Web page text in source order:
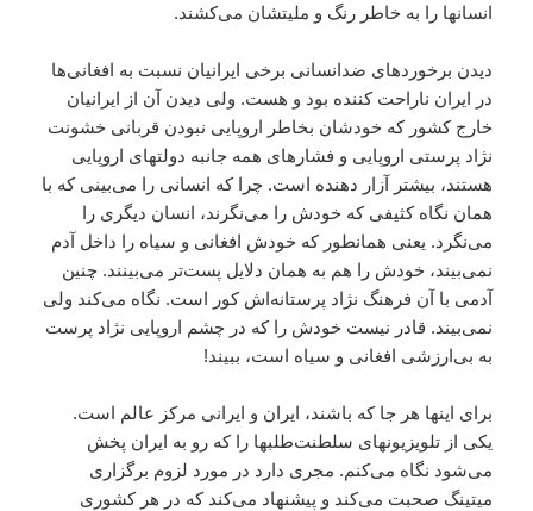
انسانها را به خاطر رنگ و مليتشان مى‌کشند.
ديدن برخوردهاى ضد‌انسانى برخى ايرانيان نسبت به افغانى‌ها
در ايران ناراحت کننده بود و هست. ولى ديدن آن از ايرانيان
خارج کشور که خودشان بخاطر اروپايى نبودن قربانى خشونت
نژاد پرستى اروپايى و فشارهاى همه جانبه دولتهاى اروپايى
هستند، بيشتر آزار دهنده است. چرا که انسانى را مى‌بينى که با
همان نگاه کثيفى که خودش را مى‌نگرند، انسان ديگرى را
مى‌نگرد. يعنى همانطور که خودش افغانى و سياه را داخل آدم
نمى‌بيند، خودش را هم به همان دلايل پست‌تر مى‌بينند. چنين
آدمى با آن فرهنگ نژاد پرستانه‌اش کور است. نگاه مى‌کند ولى
نمى‌بيند. قادر نيست خودش را که در چشم اروپايى نژاد پرست
به بى‌ارزشى افغانى و سياه است، ببيند!
براى اينها هر جا که باشند، ايران و ايرانى مرکز عالم است.
يکى از تلويزيونهاى سلطنت‌طلبها را که رو به ايران پخش
مى‌شود نگاه مى‌کنم. مجرى دارد در مورد لزوم برگزارى
ميتينگ صحبت مى‌کند و پيشنهاد مى‌کند که در هر کشورى